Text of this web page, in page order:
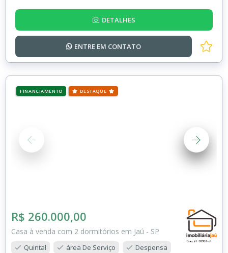
DETALHES
ENTRE EM CONTATO
FINANCIAMENTO DESTAQUE
R$ 260.000,00
Casa à venda com 2 dormitórios em Jaú - SP
Quintal área De Serviço
Despensa